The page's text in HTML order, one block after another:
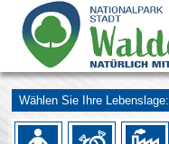
Wählen Sie Ihre Lebenslage: